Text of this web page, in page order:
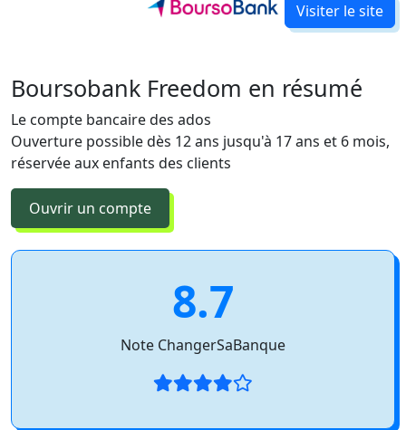
Visiter le site
Boursobank Freedom en résumé
Le compte bancaire des ados
Ouverture possible dès 12 ans jusqu'à 17 ans et 6 mois,
réservée aux enfants des clients
Ouvrir un compte
8.7
Note ChangerSaBanque